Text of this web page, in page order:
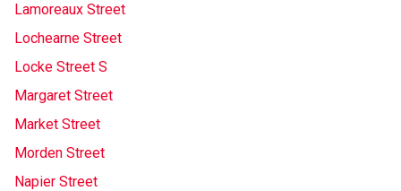
Lamoreaux Street
Lochearne Street
Locke Street S
Margaret Street
Market Street
Morden Street
Napier Street